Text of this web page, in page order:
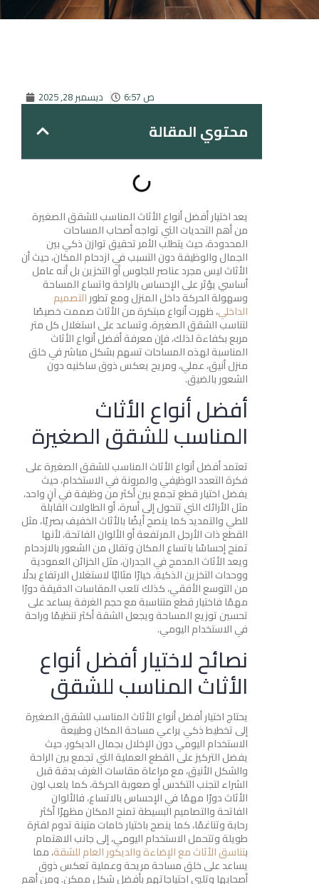
ديسمبر 28, 2025 6:57 ص
محتوي المقالة
يعد اختيار أفضل أنواع الأثاث المناسب للشقق الصغيرة
من أهم التحديات التي تواجه أصحاب المساحات
المحدودة، حيث يتطلب الأمر تحقيق توازن ذكي بين
الجمال والوظيفة دون التسبب في ازدحام المكان، حيث أن
الأثاث ليس مجرد عناصر للجلوس أو التخزين بل أنه عامل
أساسي يؤثر على الإحساس بالراحة واتساع المساحة
وسهولة الحركة داخل المنزل ومع تطورالتصميم
الداخلي، ظهرت أنواع مبتكرة من الأثاث صممت خصيصًا
لتناسب الشقق الصغيرة، وتساعد على استغلال كل متر
مربع بكفاءة لذلك، فإن معرفة أفضل أنواع الأثاث
المناسبة لهذه المساحات تسهم بشكل مباشر في خلق
منزل أنيق، عملي، ومريح يعكس ذوق ساكنيه دون
الشعور بالضيق.
أفضل أنواع الأثاث
المناسب للشقق الصغيرة
تعتمد أفضل أنواع الأثاث المناسب للشقق الصغيرة على
فكرة التعدد الوظيفي والمرونة في الاستخدام، حيث
يفضل اختيار قطع تجمع بين أكثر من وظيفة في آنٍ واحد،
مثل الأرائك التي تتحول إلى أسرة، أو الطاولات القابلة
للطي والتمديد كما ينصح أيضًا بالأثاث الخفيف بصريًا، مثل
القطع ذات الأرجل المرتفعة أو الألوان الفاتحة، لأنها
تمنح إحساسًا باتساع المكان وتقلل من الشعور بالازدحام
ويعد الأثاث المدمج في الجدران، مثل الخزائن العمودية
ووحدات التخزين الذكية، خيارًا مثاليًا لاستغلال الارتفاع بدلًا
من التوسع الأفقي، كذلك تلعب المقاسات الدقيقة دورًا
مهمًا فاختيار قطع متناسبة مع حجم الغرفة يساعد على
تحسين توزيع المساحة ويجعل الشقة أكثر تنظيمًا وراحة
في الاستخدام اليومي.
نصائح لاختيار أفضل أنواع
الأثاث المناسب للشقق
يحتاج اختيار أفضل أنواع الأثاث المناسب للشقق الصغيرة
إلى تخطيط ذكي يراعي مساحة المكان وطبيعة
الاستخدام اليومي دون الإخلال بجمال الديكور، حيث
يفضل التركيز على القطع العملية التي تجمع بين الراحة
والشكل الأنيق، مع مراعاة مقاسات الغرف بدقة قبل
الشراء لتجنب التكدس أو صعوبة الحركة، كما يلعب لون
الأثاث دورًا مهمًا في الإحساس بالاتساع، فالألوان
الفاتحة والتصاميم البسيطة تمنح المكان مظهرًا أكثر
رحابة وتناغمًا، كما ينصح باختيار خامات متينة تدوم لفترة
طويلة وتتحمل الاستخدام اليومي، إلى جانب الاهتمام
بتناسق الأثاث مع الإضاءة والديكور العام للشقة، مما
يساعد على خلق مساحة مريحة وعملية تعكس ذوق
أصحابها وتلبي احتياجاتهم بأفضل شكل ممكن. ومن أهم